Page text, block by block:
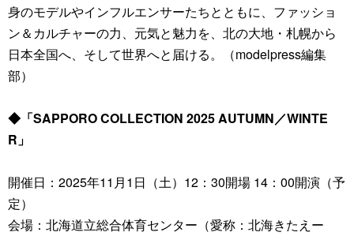
身のモデルやインフルエンサーたちとともに、ファッショ
ン＆カルチャーの力、元気と魅力を、北の大地・札幌から
日本全国へ、そして世界へと届ける。（modelpress編集
部）
◆「SAPPORO COLLECTION 2025 AUTUMN／WINTE
R」
開催日：2025年11月1日（土）12：30開場 14：00開演（予
定）
会場：北海道立総合体育センター（愛称：北海きたえー